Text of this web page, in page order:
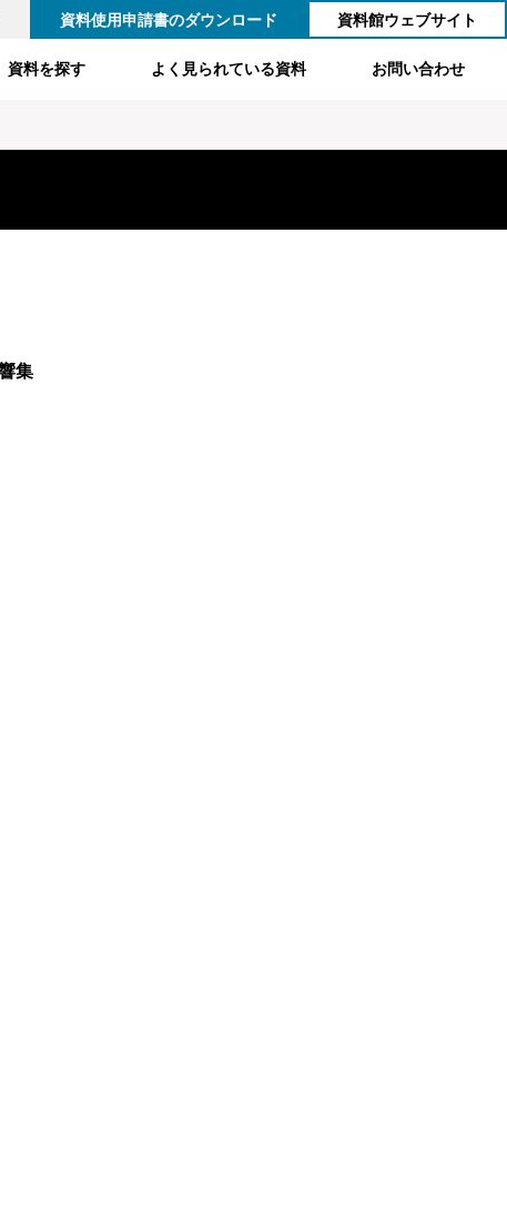
資料使用申請書のダウンロード 資料館ウェブサイト
資料を探す よく見られている資料 お問い合わせ
集